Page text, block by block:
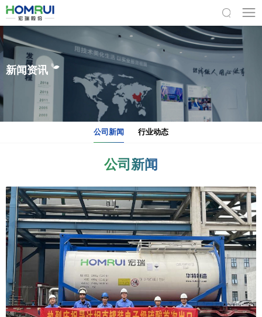
新闻资讯
公司新闻 行业动态
公司新闻